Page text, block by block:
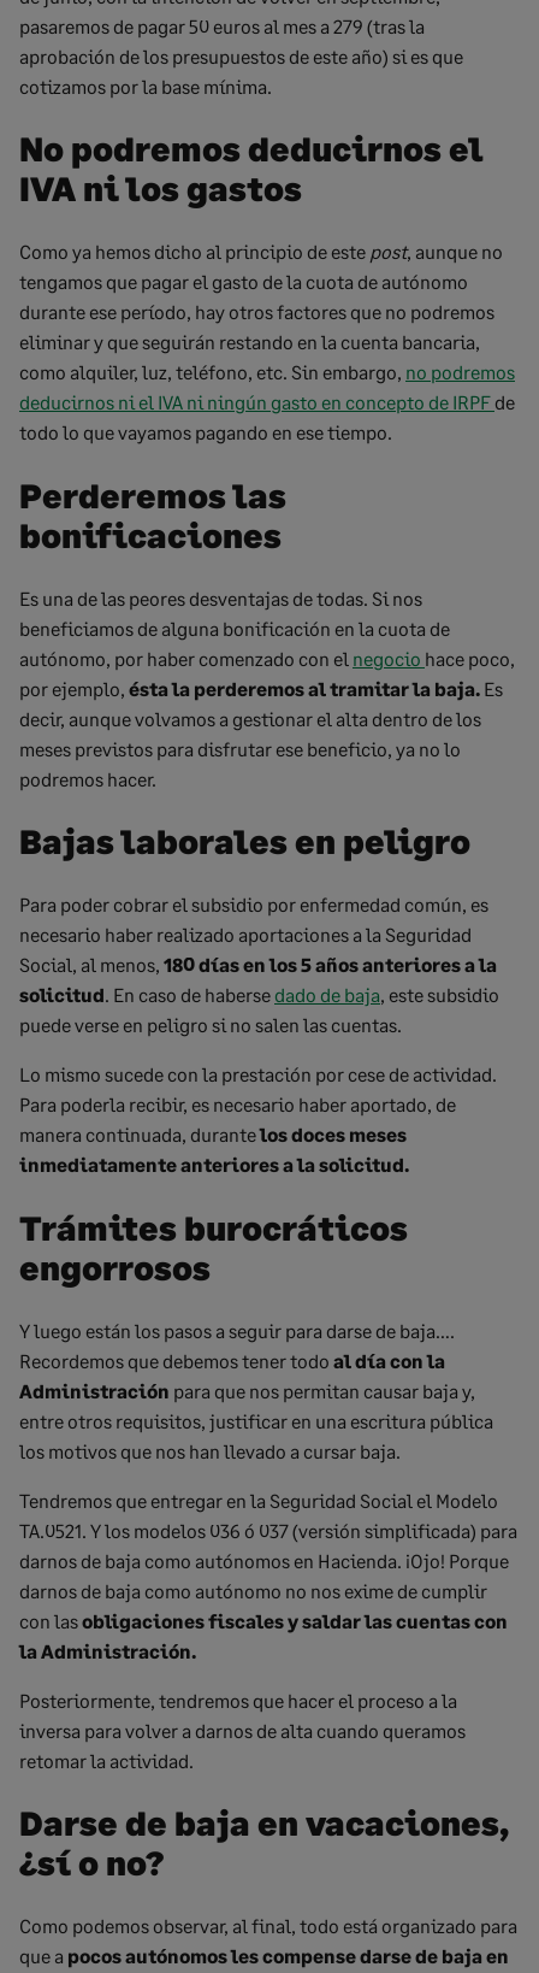
pasaremos de pagar 50 euros al mes a 279 (tras la
aprobación de los presupuestos de este año) si es que
cotizamos por la base mínima.
No podremos deducirnos el
IVA ni los gastos
Como ya hemos dicho al principio de este post, aunque no
tengamos que pagar el gasto de la cuota de autónomo
durante ese período, hay otros factores que no podremos
eliminar y que seguirán restando en la cuenta bancaria,
como alquiler, luz, teléfono, etc. Sin embargo, no podremos
deducirnos ni el IVA ni ningún gasto en concepto de IRPF de
todo lo que vayamos pagando en ese tiempo.
Perderemos las
bonificaciones
Es una de las peores desventajas de todas. Si nos
beneficiamos de alguna bonificación en la cuota de
autónomo, por haber comenzado con el negocio hace poco,
por ejemplo, ésta la perderemos al tramitar la baja. Es
decir, aunque volvamos a gestionar el alta dentro de los
meses previstos para disfrutar ese beneficio, ya no lo
podremos hacer.
Bajas laborales en peligro
Para poder cobrar el subsidio por enfermedad común, es
necesario haber realizado aportaciones a la Seguridad
Social, al menos, 180 días en los 5 años anteriores a la
solicitud. En caso de haberse dado de baja, este subsidio
puede verse en peligro si no salen las cuentas.
Lo mismo sucede con la prestación por cese de actividad.
Para poderla recibir, es necesario haber aportado, de
manera continuada, durantelos doces meses
inmediatamente anteriores a la solicitud.
Trámites burocráticos
engorrosos
Y luego están los pasos a seguir para darse de baja….
Recordemos que debemos tener todo al día con la
Administración para que nos permitan causar baja y,
entre otros requisitos, justificar en una escritura pública
los motivos que nos han llevado a cursar baja.
Tendremos que entregar en la Seguridad Social el Modelo
TA.0521. Y los modelos 036 ó 037 (versión simplificada) para
darnos de baja como autónomos en Hacienda. ¡Ojo! Porque
darnos de baja como autónomo no nos exime de cumplir
con lasobligaciones fiscales y saldar las cuentas con
la Administración.
Posteriormente, tendremos que hacer el proceso a la
inversa para volver a darnos de alta cuando queramos
retomar la actividad.
Darse de baja en vacaciones,
¿sí o no?
Como podemos observar, al final, todo está organizado para
que a pocos autónomos les compense darse de baja en